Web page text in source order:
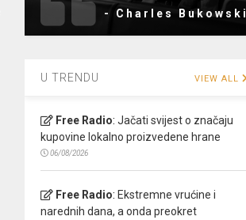
- Charles Bukowski
U TRENDU VIEW ALL
Free Radio: Jačati svijest o značaju
kupovine lokalno proizvedene hrane
06/08/2026
Free Radio: Ekstremne vrućine i
narednih dana, a onda preokret